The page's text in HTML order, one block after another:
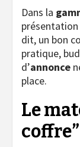
Dans la
présentation
dit, un bon
pratique,
d’annonce
place.
Le